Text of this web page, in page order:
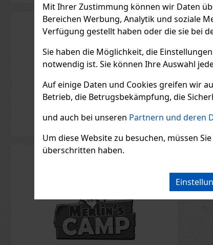
Mit Ihrer Zustimmung können wir Daten
Bereichen Werbung, Analytik und soziale
Verfügung gestellt haben oder die sie bei
Sie haben die Möglichkeit, die
notwendig ist. Sie können Ihre Auswahl
Auf einige Daten und Cookies greifen wir
Betrieb, die Betrugsbekämpfung, die
und auch bei unseren Partnern und deren
Um diese Website zu besuchen, müssen
überschritten haben.